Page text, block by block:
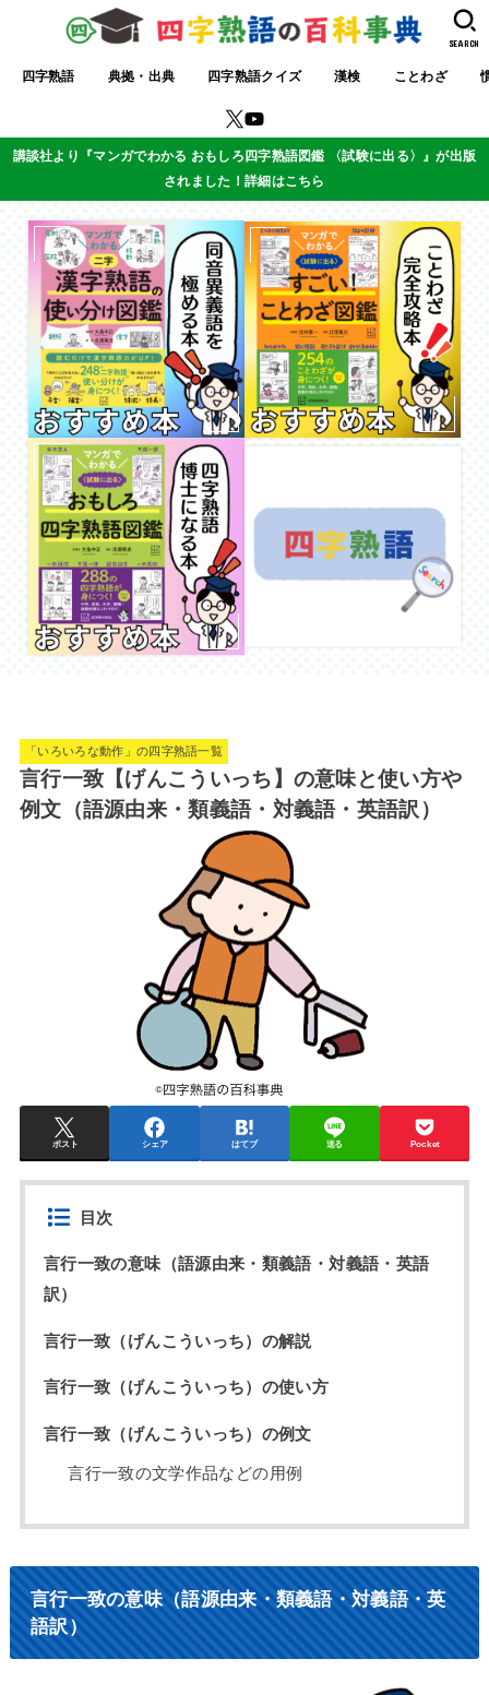
四字熟語 典拠・出典 四字熟語クイズ 漢検 ことわざ
SEARCH
講談社より『マンガでわかる おもしろ四字熟語図鑑 〈試験に出る〉』が出版
されました！詳細はこちら
「いろいろな動作」の四字熟語一覧
言行一致【げんこういっち】の意味と使い方や
例文（語源由来・類義語・対義語・英語訳）
ポスト シェア はてブ 送る Pocket
目次
言行一致の意味（語源由来・類義語・対義語・英語
訳）
言行一致（げんこういっち）の解説
言行一致（げんこういっち）の使い方
言行一致（げんこういっち）の例文
言行一致の文学作品などの用例
言行一致の意味（語源由来・類義語・対義語・英
語訳）